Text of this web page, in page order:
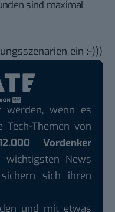
sind maximal
ein :-)))
werden, wenn es
Tech-Themen von
Vordenker
wichtigsten News
sich ihren
und mit etwas